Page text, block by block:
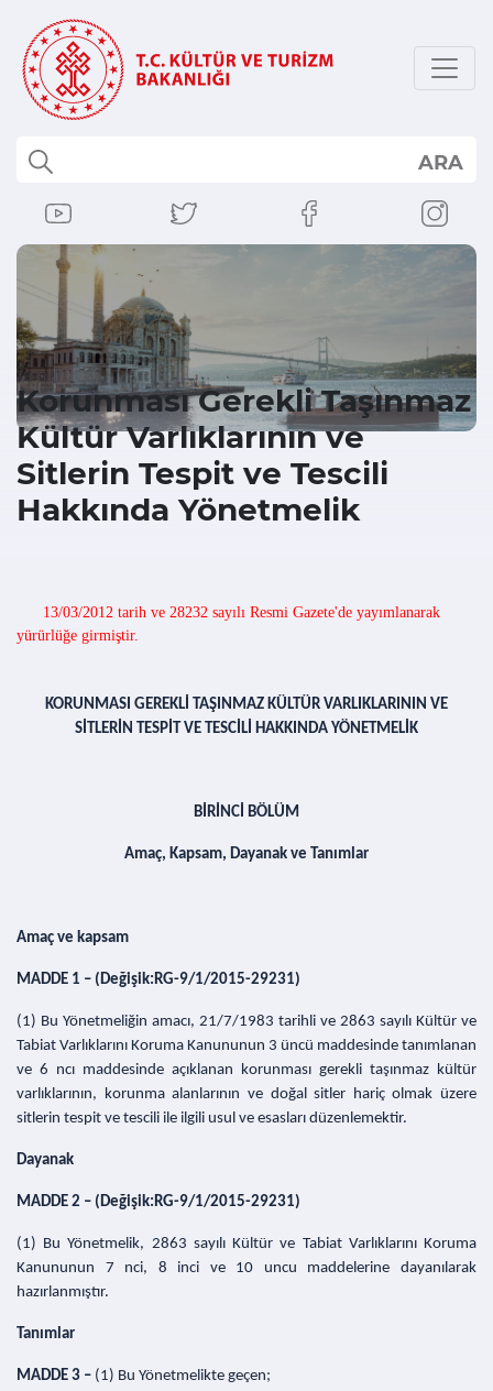
ARA
Korunması Gerekli Taşınmaz
Kültür Varlıklarının ve
Sitlerin Tespit ve Tescili
Hakkında Yönetmelik
13/03/2012 tarih ve 28232 sayılı Resmi Gazete'de yayımlanarak
yürürlüğe girmiştir.
KORUNMASI GEREKLİ TAŞINMAZ KÜLTÜR VARLIKLARININ VE
SİTLERİN TESPİT VE TESCİLİ HAKKINDA YÖNETMELİK
BİRİNCİ BÖLÜM
Amaç, Kapsam, Dayanak ve Tanımlar
Amaç ve kapsam
MADDE 1 – (Değişik:RG-9/1/2015-29231)
(1) Bu Yönetmeliğin amacı, 21/7/1983 tarihli ve 2863 sayılı Kültür ve
Tabiat Varlıklarını Koruma Kanununun 3 üncü maddesinde tanımlanan
ve 6 ncı maddesinde açıklanan korunması gerekli taşınmaz kültür
varlıklarının, korunma alanlarının ve doğal sitler hariç olmak üzere
sitlerin tespit ve tescili ile ilgili usul ve esasları düzenlemektir.
Dayanak
MADDE 2 – (Değişik:RG-9/1/2015-29231)
(1) Bu Yönetmelik, 2863 sayılı Kültür ve Tabiat Varlıklarını Koruma
Kanununun 7 nci, 8 inci ve 10 uncu maddelerine dayanılarak
hazırlanmıştır.
Tanımlar
MADDE 3 – (1) Bu Yönetmelikte geçen;